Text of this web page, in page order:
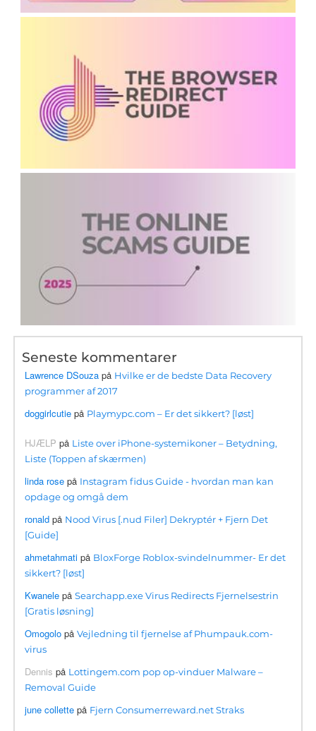
Seneste kommentarer
Lawrence DSouza på Hvilke er de bedste Data Recovery
programmer af 2017
doggirlcutie på Playmypc.com – Er det sikkert? [løst]
HJÆLP på Liste over iPhone-systemikoner – Betydning,
Liste (Toppen af ​​skærmen)
linda rose på Instagram fidus Guide - hvordan man kan
opdage og omgå dem
ronald på Nood Virus [.nud Filer] Dekryptér + Fjern Det
[Guide]
ahmetahmati på BloxForge Roblox-svindelnummer- Er det
sikkert? [løst]
Kwanele påSearchapp.exe Virus Redirects Fjernelsestrin
[Gratis løsning]
Omogolo påVejledning til fjernelse af Phumpauk.com-
virus
Dennis på Lottingem.com pop op-vinduer Malware –
Removal Guide
june collette på Fjern Consumerreward.net Straks